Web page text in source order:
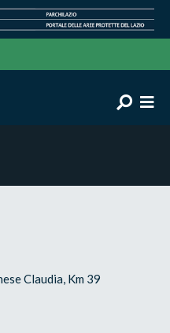
Claudia, Km 39